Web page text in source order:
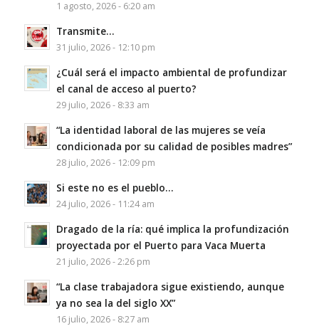
1 agosto, 2026 - 6:20 am
Transmite…
31 julio, 2026 - 12:10 pm
¿Cuál será el impacto ambiental de profundizar
el canal de acceso al puerto?
29 julio, 2026 - 8:33 am
“La identidad laboral de las mujeres se veía
condicionada por su calidad de posibles madres”
28 julio, 2026 - 12:09 pm
Si este no es el pueblo…
24 julio, 2026 - 11:24 am
Dragado de la ría: qué implica la profundización
proyectada por el Puerto para Vaca Muerta
21 julio, 2026 - 2:26 pm
“La clase trabajadora sigue existiendo, aunque
ya no sea la del siglo XX”
16 julio, 2026 - 8:27 am